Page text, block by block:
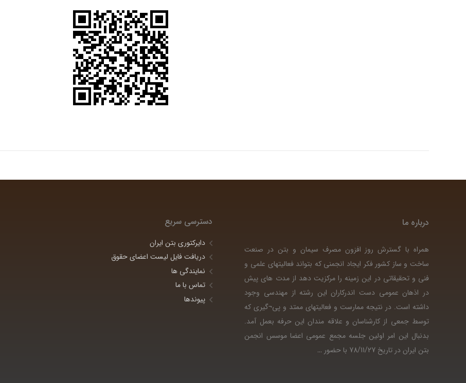
درباره ما
همراه با گسترش روز افزون مصرف سیمان و بتن در صنعت
ساخت و ساز کشور فکر ایجاد انجمنی که بتواند فعالیتهای علمی و
فنی و تحقیقاتی در این زمینه را مرکزیت دهد از مدت های پیش
در اذهان عمومی دست اندرکاران این رشته از مهندسی وجود
داشته است. در نتیجه ممارست و فعالیتهای ممتد و پی¬گیری که
توسط جمعی از کارشناسان و علاقه مندان این حرفه بعمل آمد.
بدنبال این امر اولین جلسه مجمع عمومی اعضا موسس انجمن
بتن ایران در تاریخ 78/11/27 با حضور
…
دسترسی سریع
دایرکتوری بتن ایران
دریافت فایل لیست اعضای حقوق
نمایندگی ها
تماس با ما
پیوندها